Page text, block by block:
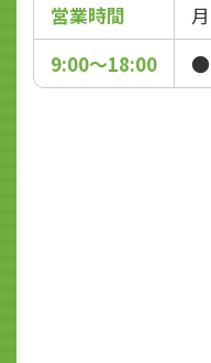
営業時間 月
9:00～18:00
●